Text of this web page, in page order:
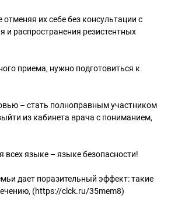
их себе без консультации с
распространения резистентных
приема, нужно подготовиться к
– стать полноправным участником
из кабинета врача с пониманием,
языке – языке безопасности!
дает поразительный эффект: такие
(https://clck.ru/35mem8)